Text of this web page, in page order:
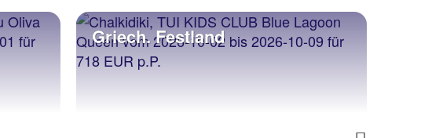
Griech. Festland Türkei